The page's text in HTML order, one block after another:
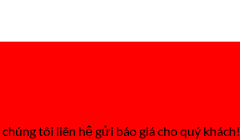
tôi liên hệ gửi báo giá cho quý khách!